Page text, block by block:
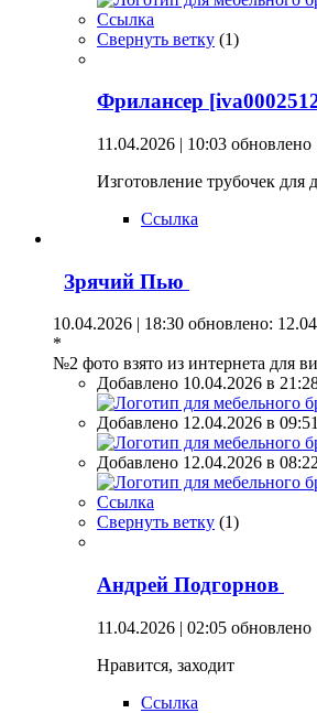
Ссылка
Свернуть ветку (1)
Фрилансер
11.04.2026 | 10:03 обновлено
Изготовление трубочек для
Ссылка
Зрячий Пью
10.04.2026 | 18:30 обновлено:
*
№2 фото взято из интернета для
Добавлено 10.04.2026 в
Добавлено 12.04.2026 в 09:51
Добавлено 12.04.2026 в
Ссылка
Свернуть ветку (1)
Андрей Подгорнов
11.04.2026 | 02:05 обновлено
Нравится, заходит
Ссылка